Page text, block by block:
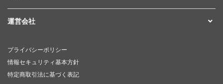
運営会社
プライバシーポリシー
情報セキュリティ基本方針
特定商取引法に基づく表記